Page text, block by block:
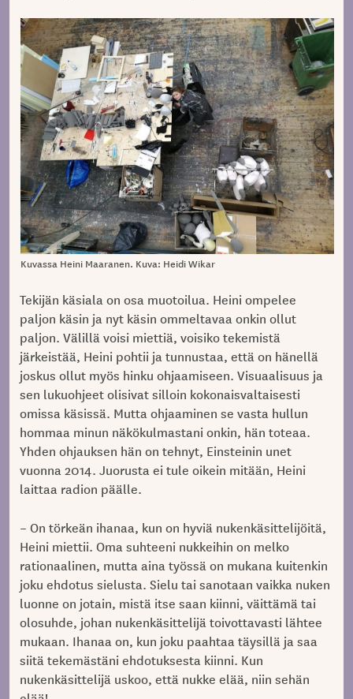
Kuvassa Heini Maaranen. Kuva: Heidi Wikar
Tekijän käsiala on osa muotoilua. Heini ompelee
paljon käsin ja nyt käsin ommeltavaa onkin ollut
paljon. Välillä voisi miettiä, voisiko tekemistä
järkeistää, Heini pohtii ja tunnustaa, että on hänellä
joskus ollut myös hinku ohjaamiseen. Visuaalisuus ja
sen lukuohjeet olisivat silloin kokonaisvaltaisesti
omissa käsissä. Mutta ohjaaminen se vasta hullun
hommaa minun näkökulmastani onkin, hän toteaa.
Yhden ohjauksen hän on tehnyt, Einsteinin unet
vuonna 2014. Juorusta ei tule oikein mitään, Heini
laittaa radion päälle.
– On törkeän ihanaa, kun on hyviä nukenkäsittelijöitä,
Heini miettii. Oma suhteeni nukkeihin on melko
rationaalinen, mutta aina työssä on mukana kuitenkin
joku ehdotus sielusta. Sielu tai sanotaan vaikka nuken
luonne on jotain, mistä itse saan kiinni, väittämä tai
olosuhde, johan nukenkäsittelijä toivottavasti lähtee
mukaan. Ihanaa on, kun joku paahtaa täysillä ja saa
siitä tekemästäni ehdotuksesta kiinni. Kun
nukenkäsittelijä uskoo, että nukke elää, niin sehän